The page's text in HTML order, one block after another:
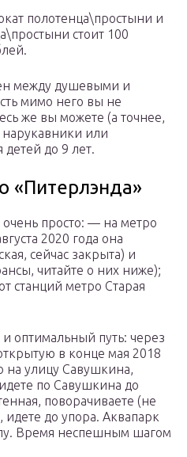
полотенца\простыни и
стоит 100
между душевыми и
мимо него вы не
же вы можете (а точнее,
нарукавники или
детей до 9 лет.
«Питерлэнда»
очень просто: — на метро
2020 года она
сейчас закрыта) и
читайте о них ниже);
станций метро Старая
оптимальный путь: через
в конце мая 2018
на улицу Савушкина,
по Савушкина до
поворачиваете (не
идете до упора. Аквапарк
Время неспешным шагом